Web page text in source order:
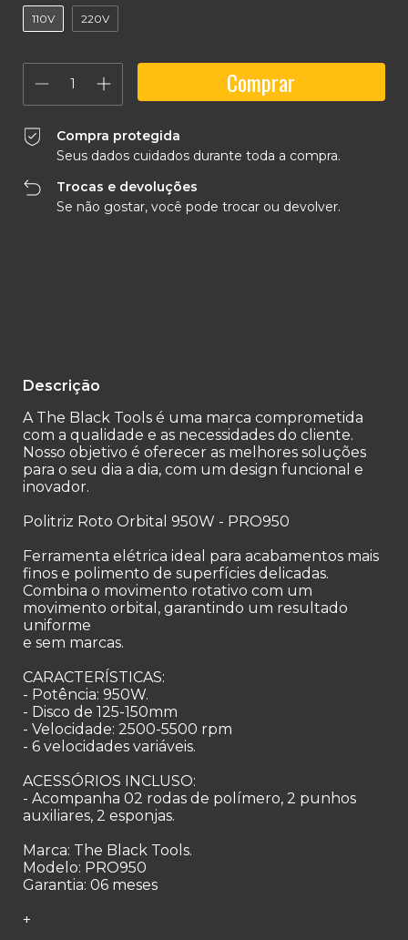
110V 220V
Compra protegida
Seus dados cuidados durante toda a compra.
Trocas e devoluções
Se não gostar, você pode trocar ou devolver.
Descrição
A The Black Tools é uma marca comprometida
com a qualidade e as necessidades do cliente.
Nosso objetivo é oferecer as melhores soluções
para o seu dia a dia, com um design funcional e
inovador.
Politriz Roto Orbital 950W - PRO950
Ferramenta elétrica ideal para acabamentos mais
finos e polimento de superfícies delicadas.
Combina o movimento rotativo com um
movimento orbital, garantindo um resultado
uniforme
e sem marcas.
CARACTERÍSTICAS:
- Potência: 950W.
- Disco de 125-150mm
- Velocidade: 2500-5500 rpm
- 6 velocidades variáveis.
ACESSÓRIOS INCLUSO:
- Acompanha 02 rodas de polímero, 2 punhos
auxiliares, 2 esponjas.
Marca: The Black Tools.
Modelo: PRO950
Garantia: 06 meses
+